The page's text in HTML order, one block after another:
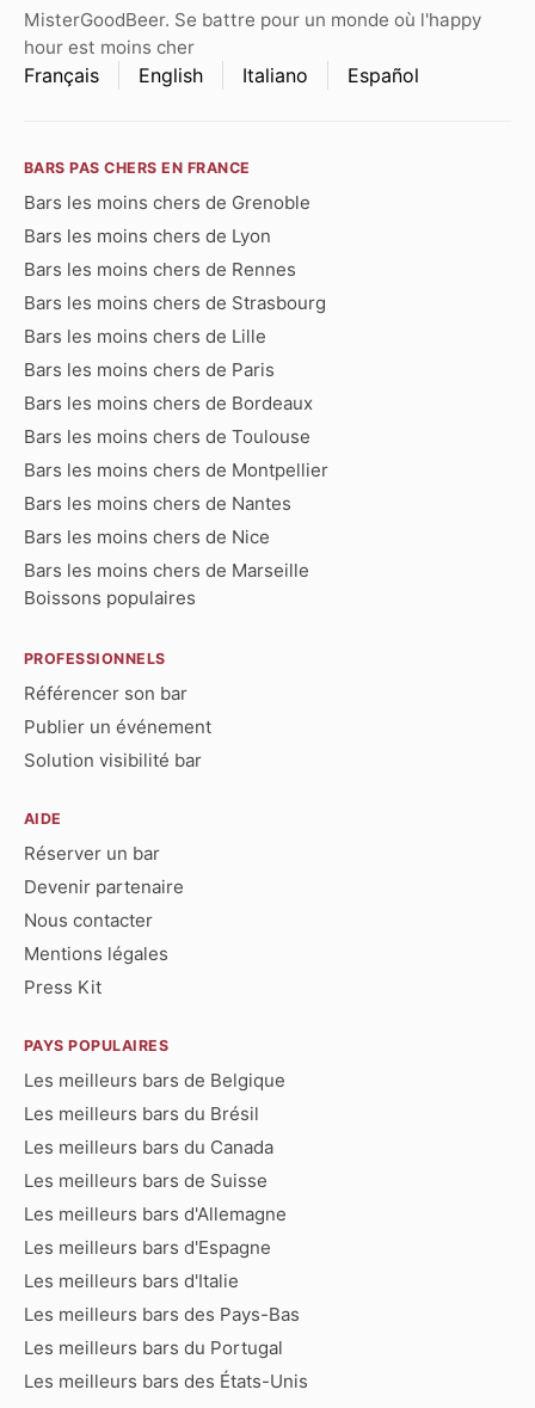
MisterGoodBeer. Se battre pour un monde où l'happy
hour est moins cher
Français English Italiano Español
BARS PAS CHERS EN FRANCE
Bars les moins chers de Grenoble
Bars les moins chers de Lyon
Bars les moins chers de Rennes
Bars les moins chers de Strasbourg
Bars les moins chers de Lille
Bars les moins chers de Paris
Bars les moins chers de Bordeaux
Bars les moins chers de Toulouse
Bars les moins chers de Montpellier
Bars les moins chers de Nantes
Bars les moins chers de Nice
Bars les moins chers de Marseille
Boissons populaires
PROFESSIONNELS
Référencer son bar
Publier un événement
Solution visibilité bar
AIDE
Réserver un bar
Devenir partenaire
Nous contacter
Mentions légales
Press Kit
PAYS POPULAIRES
Les meilleurs bars de Belgique
Les meilleurs bars du Brésil
Les meilleurs bars du Canada
Les meilleurs bars de Suisse
Les meilleurs bars d'Allemagne
Les meilleurs bars d'Espagne
Les meilleurs bars d'Italie
Les meilleurs bars des Pays-Bas
Les meilleurs bars du Portugal
Les meilleurs bars des États-Unis